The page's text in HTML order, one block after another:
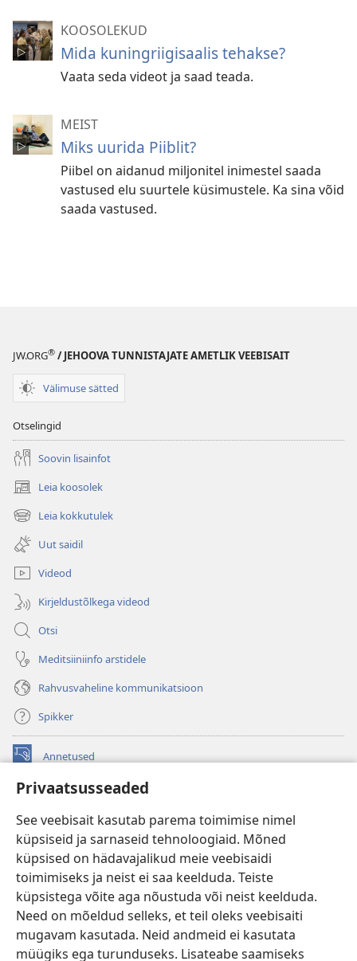
Privaatsusseaded
See veebisait kasutab parema toimimise nimel
küpsiseid ja sarnaseid tehnoloogiaid. Mõned
küpsised on hädavajalikud meie veebisaidi
toimimiseks ja neist ei saa keelduda. Teiste
küpsistega võite aga nõustuda või neist keelduda.
Need on mõeldud selleks, et teil oleks veebisaiti
mugavam kasutada. Neid andmeid ei kasutata
müügiks ega turunduseks. Lisateabe saamiseks
KOOSOLEKUD
Mida kuningriigisaalis tehakse?
Vaata seda videot ja saad teada.
MEIST
Miks uurida Piiblit?
Piibel on aidanud miljonitel inimestel saada
vastused elu suurtele küsimustele. Ka sina võid
saada vastused.
JW.ORG® / JEHOOVA TUNNISTAJATE AMETLIK VEEBISAIT
Välimuse sätted
Otselingid
Soovin lisainfot
Leia koosolek
(avab
uue
akna)
Leia kokkutulek
(avab
uue
akna)
Uut saidil
Videod
Kirjeldustõlkega videod
Otsi
Meditsiiniinfo arstidele
Rahvusvaheline kommunikatsioon
Spikker
Annetused
(avab
akna)
uue
akna) JW Hub
(avab
uue
akna) JW Library
Watchtower Library